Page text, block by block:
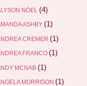
NÖEL (4)
ASHBY (1)
CREMER (1)
FRANCO (1)
MCNAB (1)
MORRISON (1)